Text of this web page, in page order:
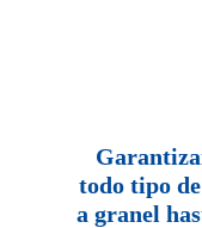
todo tipo
a granel